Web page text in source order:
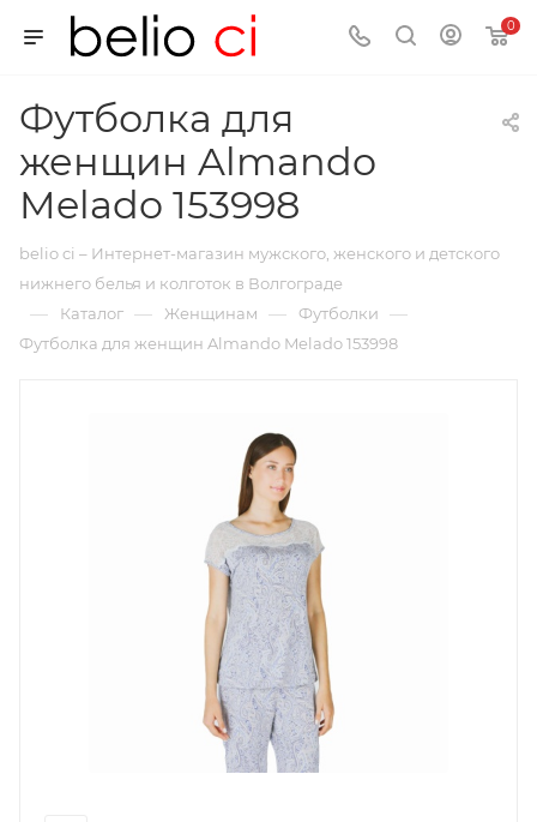
0
Футболка для
женщин Almando
Melado 153998
belio ci – Интернет-магазин мужского, женского и детского
нижнего белья и колготок в Волгограде
— Каталог — Женщинам — Футболки —
Футболка для женщин Almando Melado 153998